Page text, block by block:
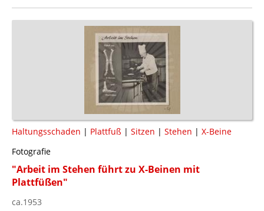
Haltungsschaden | Plattfuß | Sitzen | Stehen | X-Beine
Fotografie
"Arbeit im Stehen führt zu X-Beinen mit
Plattfüßen"
ca.1953